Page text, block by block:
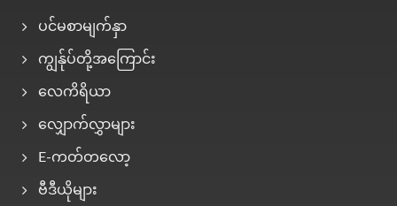
ပင်မစာမျက်နှာ
ကျွန်ုပ်တို့အကြောင်း
လေကိရိယာ
လျှောက်လွှာများ
E-ကတ်တလော့
ဗီဒီယိုများ